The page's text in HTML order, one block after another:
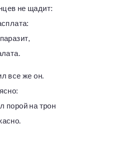
не щадит:
все же он.
порой на трон